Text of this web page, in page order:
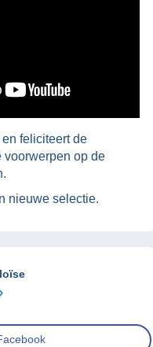
feliciteert de
voorwerpen op de
nieuwe selectie.